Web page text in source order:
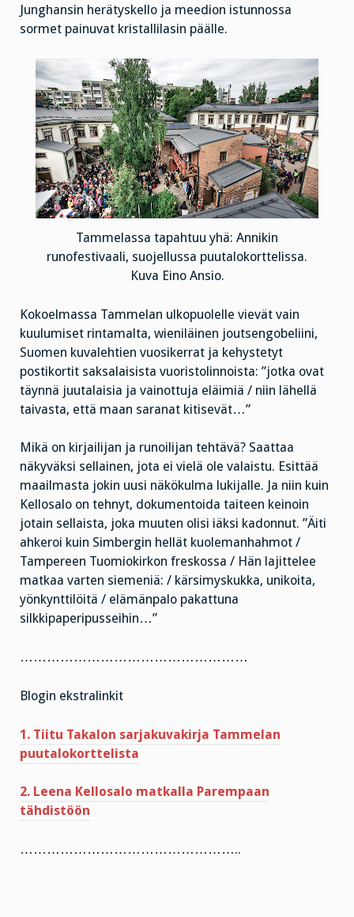
Junghansin herätyskello ja meedion istunnossa
sormet painuvat kristallilasin päälle.
Tammelassa tapahtuu yhä: Annikin
runofestivaali, suojellussa puutalokorttelissa.
Kuva Eino Ansio.
Kokoelmassa Tammelan ulkopuolelle vievät vain
kuulumiset rintamalta, wieniläinen joutsengobeliini,
Suomen kuvalehtien vuosikerrat ja kehystetyt
postikortit saksalaisista vuoristolinnoista: ”jotka ovat
täynnä juutalaisia ja vainottuja eläimiä / niin lähellä
taivasta, että maan saranat kitisevät…”
Mikä on kirjailijan ja runoilijan tehtävä? Saattaa
näkyväksi sellainen, jota ei vielä ole valaistu. Esittää
maailmasta jokin uusi näkökulma lukijalle. Ja niin kuin
Kellosalo on tehnyt, dokumentoida taiteen keinoin
jotain sellaista, joka muuten olisi iäksi kadonnut. ”Äiti
ahkeroi kuin Simbergin hellät kuolemanhahmot /
Tampereen Tuomiokirkon freskossa / Hän lajittelee
matkaa varten siemeniä: / kärsimyskukka, unikoita,
yönkynttilöitä / elämänpalo pakattuna
silkkipaperipusseihin…”
……………………………………………
Blogin ekstralinkit
1. Tiitu Takalon sarjakuvakirja Tammelan
puutalokorttelista
2. Leena Kellosalo matkalla Parempaan
tähdistöön
…………………………………………..